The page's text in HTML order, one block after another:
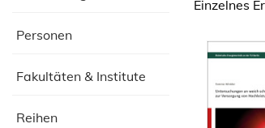
Personen
Fakultäten & Institute
Reihen
Einzelnes